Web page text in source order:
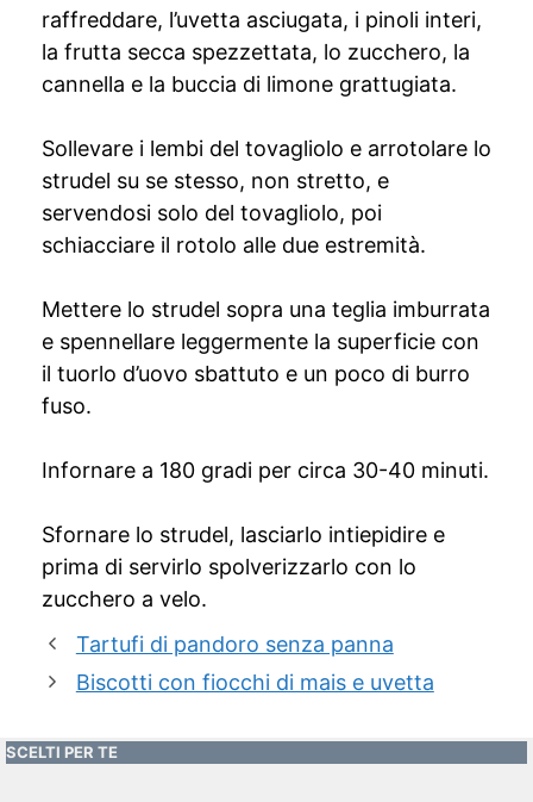
raffreddare, l’uvetta asciugata, i pinoli interi,
la frutta secca spezzettata, lo zucchero, la
cannella e la buccia di limone grattugiata.
Sollevare i lembi del tovagliolo e arrotolare lo
strudel su se stesso, non stretto, e
servendosi solo del tovagliolo, poi
schiacciare il rotolo alle due estremità.
Mettere lo strudel sopra una teglia imburrata
e spennellare leggermente la superficie con
il tuorlo d’uovo sbattuto e un poco di burro
fuso.
Infornare a 180 gradi per circa 30-40 minuti.
Sfornare lo strudel, lasciarlo intiepidire e
prima di servirlo spolverizzarlo con lo
zucchero a velo.
Tartufi di pandoro senza panna
Biscotti con fiocchi di mais e uvetta
SCELTI PER TE